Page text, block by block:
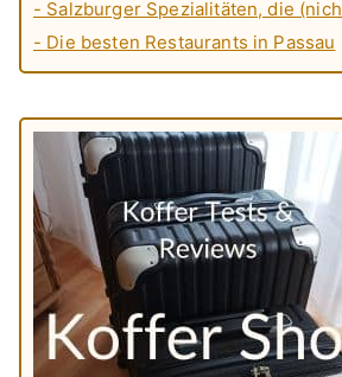
- Salzburger Spezialitäten, die
- Die besten Restaurants in Passau